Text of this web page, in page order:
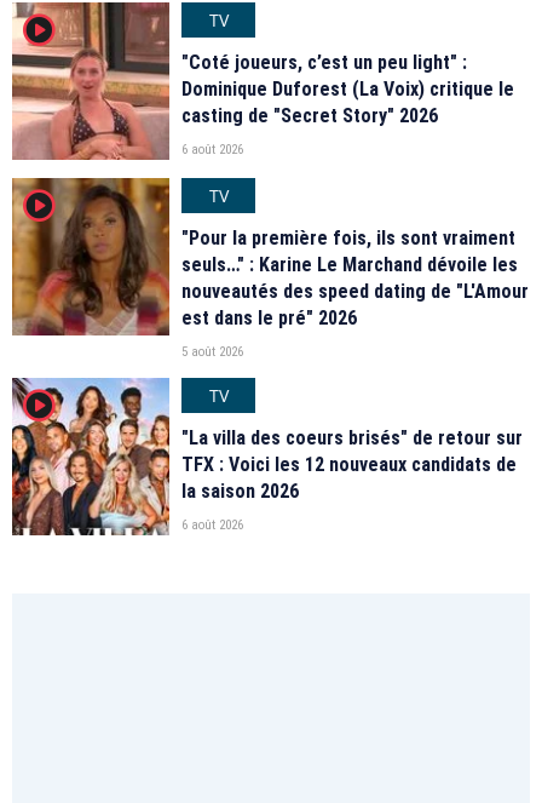
player2
TV
"Coté joueurs, c’est un peu light" :
Dominique Duforest (La Voix) critique le
casting de "Secret Story" 2026
6 août 2026
player2
TV
"Pour la première fois, ils sont vraiment
seuls…" : Karine Le Marchand dévoile les
nouveautés des speed dating de "L'Amour
est dans le pré" 2026
5 août 2026
player2
TV
"La villa des coeurs brisés" de retour sur
TFX : Voici les 12 nouveaux candidats de
la saison 2026
6 août 2026